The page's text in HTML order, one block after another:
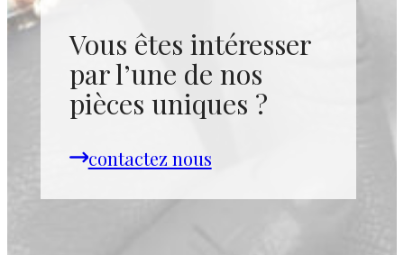
Vous êtes intéresser
par l’une de nos
pièces uniques ?
contactez nous